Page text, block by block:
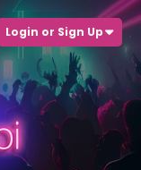
Login or Sign Up